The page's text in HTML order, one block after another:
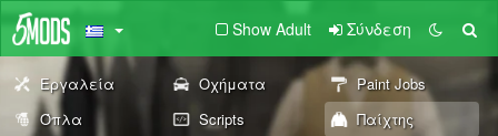
Show Adult Σύνδεση
Εργαλεία Οχήματα
Paint Jobs
Όπλα
Scripts
Παίχτης